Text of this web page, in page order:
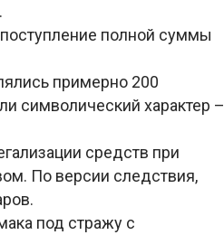
полной суммы
примерно 200
символический характер –
средств при
По версии следствия,
под стражу с